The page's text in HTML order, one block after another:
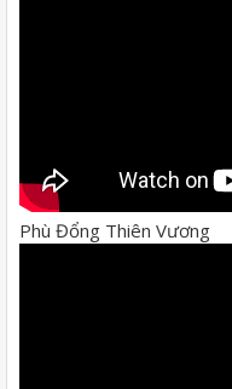
Phù Đổng Thiên Vương